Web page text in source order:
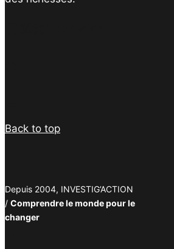
Back to top
Depuis 2004, INVESTIG’ACTION
/ Comprendre le monde pour le
changer